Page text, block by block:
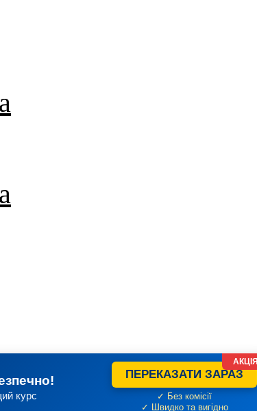
курс
ПЕРЕКАЗАТИ ЗАРАЗ
✓ Без комісії
✓ Швидко та вигідно
АКЦІЯ